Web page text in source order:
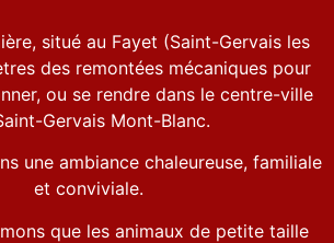
situé au Fayet (Saint-Gervais les
des remontées mécaniques pour
ou se rendre dans le centre-ville
Gervais Mont-Blanc.
une ambiance chaleureuse, familiale
et conviviale.
que les animaux de petite taille